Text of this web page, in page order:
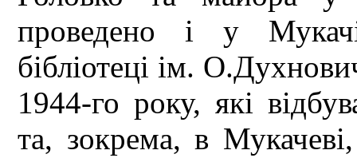
проведено і у
бібліотеці ім.
1944-го року, які
та, зокрема, в